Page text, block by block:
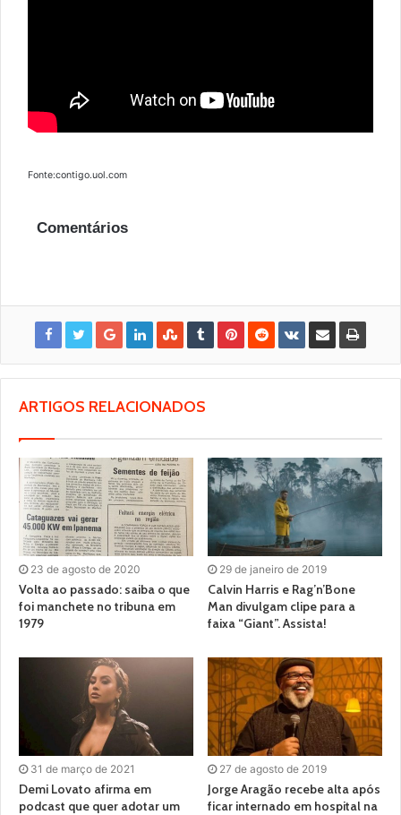
Fonte:contigo.uol.com
Comentários
ARTIGOS RELACIONADOS
23 de agosto de 2020
Volta ao passado: saiba o que
foi manchete no tribuna em
1979
29 de janeiro de 2019
Calvin Harris e Rag’n’Bone
Man divulgam clipe para a
faixa “Giant”. Assista!
31 de março de 2021
Demi Lovato afirma em
podcast que quer adotar um
27 de agosto de 2019
Jorge Aragão recebe alta após
ficar internado em hospital na